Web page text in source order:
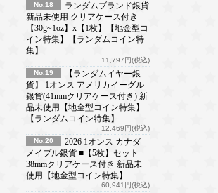
No.18
ランダムブランド銀貨
新品未使用 クリアケース付き
【30g~1oz】x【1枚】【地金型コ
イン特集】【ランダムコイン特
集】
11,797円(税込)
No.19
【ランダムイヤー銀
貨】 1オンス アメリカイーグル
銀貨(41mmクリアケース付き) 新
品未使用【地金型コイン特集】
【ランダムコイン特集】
12,469円(税込)
No.20
2026 1オンス カナダ
メイプル銀貨 ■【5枚】セット
38mmクリアケース付き 新品未
使用【地金型コイン特集】
60,941円(税込)